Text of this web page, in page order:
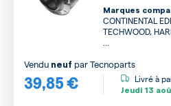
Marques
CONTINENTAL
TECHWOOD,
39,85 €
Vendu neuf parTecnoparts
Livré à
Jeudi 13